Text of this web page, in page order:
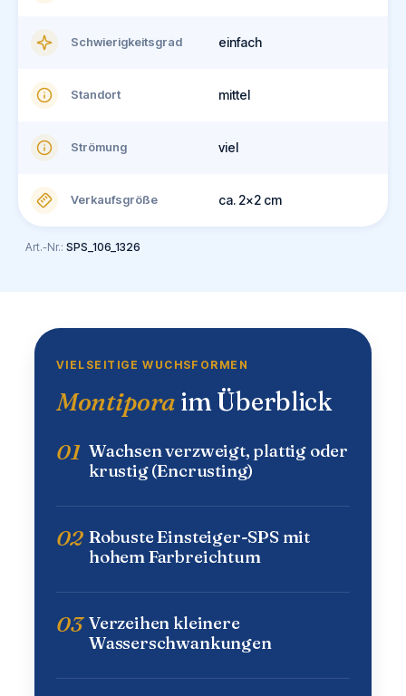
Schwierigkeitsgrad einfach
Standort mittel
Strömung viel
Verkaufsgröße ca. 2x2 cm
Art.-Nr.: SPS_106_1326
VIELSEITIGE WUCHSFORMEN
Montipora im Überblick
01 Wachsen verzweigt, plattig oder
krustig (Encrusting)
02 Robuste Einsteiger-SPS mit
hohem Farbreichtum
03 Verzeihen kleinere
Wasserschwankungen